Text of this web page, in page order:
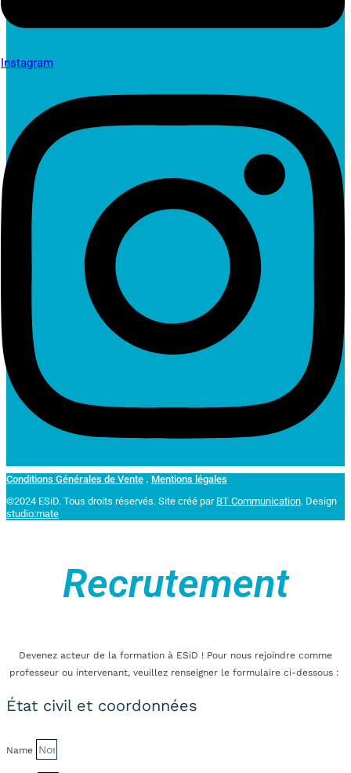
Instagram
Conditions Générales de Vente . Mentions légales
©2024 ESiD. Tous droits réservés. Site créé par BT Communication. Design
studio:mate
Recrutement
Devenez acteur de la formation à ESiD ! Pour nous rejoindre comme
professeur ou intervenant, veuillez renseigner le formulaire ci-dessous :
État civil et coordonnées
Name